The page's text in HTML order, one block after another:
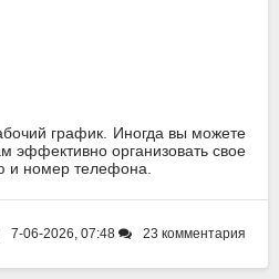
график. Иногда вы можете
эффективно организовать свое
и номер телефона.
7-06-2026, 07:48 23 комментария